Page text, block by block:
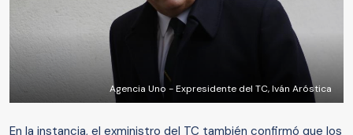
Agencia Uno - Expresidente del TC, Iván Aróstica
En la instancia, el exministro del TC también confirmó que los